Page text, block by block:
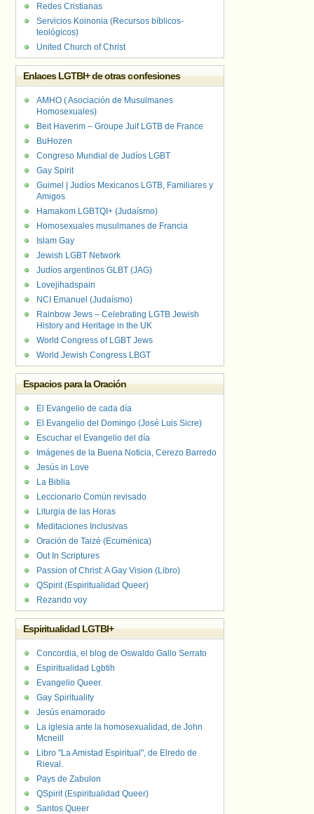
Redes Cristianas
Servicios Koinonia (Recursos bíblicos-
teológicos)
United Church of Christ
Enlaces LGTBI+ de otras confesiones
AMHO ( Asociación de Musulmanes
Homosexuales)
Beit Haverim – Groupe Juif LGTB de France
BuHozen
Congreso Mundial de Judíos LGBT
Gay Spirit
Guimel | Judíos Mexicanos LGTB, Familiares y
Amigos
Hamakom LGBTQI+ (Judaísmo)
Homosexuales musulmanes de Francia
Islam Gay
Jewish LGBT Network
Judíos argentinos GLBT (JAG)
Lovejihadspain
NCI Emanuel (Judaísmo)
Rainbow Jews – Celebrating LGTB Jewish
History and Heritage in the UK
World Congress of LGBT Jews
World Jewish Congress LBGT
Espacios para la Oración
El Evangelio de cada día
El Evangelio del Domingo (José Luis Sicre)
Escuchar el Evangelio del día
Imágenes de la Buena Noticia, Cerezo Barredo
Jesús in Love
La Biblia
Leccionario Común revisado
Liturgia de las Horas
Meditaciones Inclusivas
Oración de Taizé (Ecuménica)
Out In Scriptures
Passion of Christ: A Gay Vision (Libro)
QSpirit (Espiritualidad Queer)
Rezando voy
Espiritualidad LGTBI+
Concordia, el blog de Oswaldo Gallo Serrato
Espiritualidad Lgbtih
Evangelio Queer.
Gay Spirituality
Jesús enamorado
La iglesia ante la homosexualidad, de John
Mcneill
Libro "La Amistad Espiritual", de Elredo de
Rieval.
Pays de Zabulon
QSpirit (Espiritualidad Queer)
Santos Queer